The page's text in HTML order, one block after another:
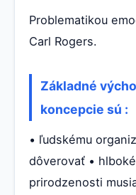
Problematikou
Carl Rogers.
Základné
koncepcie sú :
• ľudskému
dôverovať •
prirodzenosti